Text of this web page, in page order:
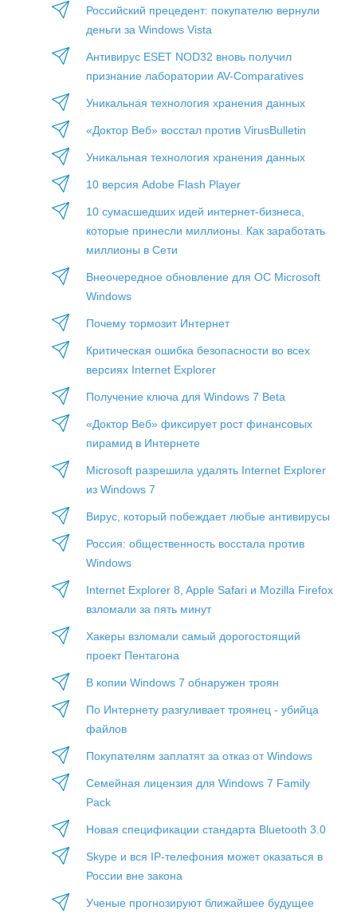
Российский прецедент: покупателю вернули
деньги за Windows Vista
Антивирус ESET NOD32 вновь получил
признание лаборатории AV-Comparatives
Уникальная технология хранения данных
«Доктор Веб» восстал против VirusBulletin
Уникальная технология хранения данных
10 версия Adobe Flash Player
10 сумасшедших идей интернет-бизнеса,
которые принесли миллионы. Как заработать
миллионы в Сети
Внеочередное обновление для ОС Microsoft
Windows
Почему тормозит Интернет
Критическая ошибка безопасности во всех
версиях Internet Explorer
Получение ключа для Windows 7 Beta
«Доктор Веб» фиксирует рост финансовых
пирамид в Интернете
Microsoft разрешила удалять Internet Explorer
из Windows 7
Вирус, который побеждает любые антивирусы
Россия: общественность восстала против
Windows
Internet Explorer 8, Apple Safari и Mozilla Firefox
взломали за пять минут
Хакеры взломали самый дорогостоящий
проект Пентагона
В копии Windows 7 обнаружен троян
По Интернету разгуливает троянец - убийца
файлов
Покупателям заплатят за отказ от Windows
Семейная лицензия для Windows 7 Family
Pack
Новая спецификации стандарта Bluetooth 3.0
Skype и вся IP-телефония может оказаться в
России вне закона
Ученые прогнозируют ближайшее будущее